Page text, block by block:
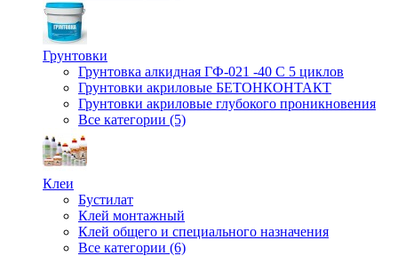
Грунтовки
Грунтовка алкидная ГФ-021 -40 С 5 циклов
Грунтовки акриловые БЕТОНКОНТАКТ
Грунтовки акриловые глубокого проникновения
Все категории (5)
Клеи
Бустилат
Клей монтажный
Клей общего и специального назначения
Все категории (6)